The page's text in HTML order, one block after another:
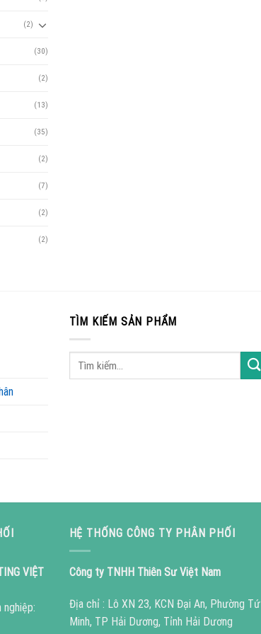
(2)
(30)
(2)
(13)
(35)
(2)
(7)
(2)
(2)
TÌM KIẾM SẢN PHẨM
VIỆT
nghiệp:
HỆ THỐNG CÔNG TY PHÂN PHỐI
Công ty TNHH Thiên Sư Việt Nam
Địa chỉ : Lô XN 23, KCN Đại An, Phường Tứ
Minh, TP Hải Dương, Tỉnh Hải Dương